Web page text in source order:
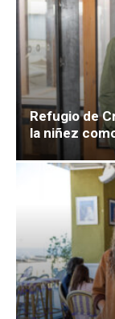
Refugio de
la niñez